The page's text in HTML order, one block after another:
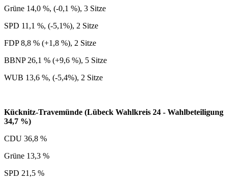
Grüne 14,0 %, (-0,1 %), 3 Sitze
SPD 11,1 %, (-5,1%), 2 Sitze
FDP 8,8 % (+1,8 %), 2 Sitze
BBNP 26,1 % (+9,6 %), 5 Sitze
WUB 13,6 %, (-5,4%), 2 Sitze
Kücknitz-Travemünde (Lübeck Wahlkreis 24 - Wahlbeteiligung
34,7 %)
CDU 36,8 %
Grüne 13,3 %
SPD 21,5 %